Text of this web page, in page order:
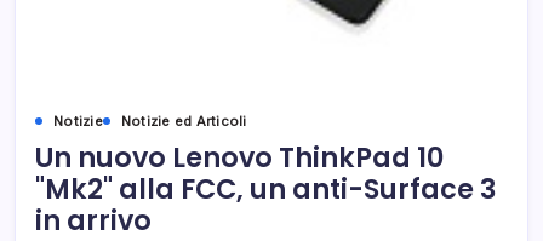
Notizie Notizie ed Articoli
Un nuovo Lenovo ThinkPad 10
"Mk2" alla FCC, un anti-Surface 3
in arrivo